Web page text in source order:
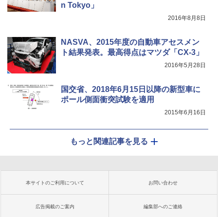
n Tokyo」
2016年8月8日
NASVA、2015年度の自動車アセスメン
ト結果発表。最高得点はマツダ「CX-3」
2016年5月28日
国交省、2018年6月15日以降の新型車に
ポール側面衝突試験を適用
2015年6月16日
もっと関連記事を見る
本サイトのご利用について お問い合わせ
広告掲載のご案内 編集部へのご連絡